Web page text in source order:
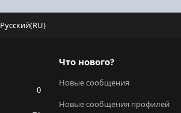
Русский(RU)
0
Что нового?
Новые сообщения
Новые сообщения профилей